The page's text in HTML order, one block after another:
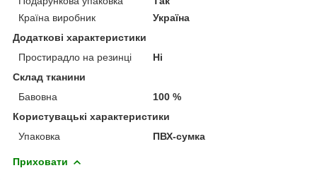
Країна виробник
Україна
Додаткові характеристики
Простирадло на резинці
Ні
Склад тканини
Бавовна
100 %
Користувацькі характеристики
Упаковка
ПВХ-сумка
Приховати